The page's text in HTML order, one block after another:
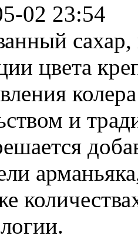
02 23:54
цвета
и